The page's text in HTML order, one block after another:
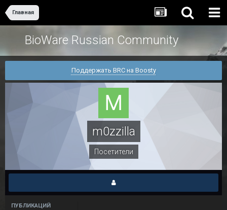
Главная
BioWare Russian Community
Поддержать BRC на Boosty
m0zzilla
Посетители
ПУБЛИКАЦИЙ